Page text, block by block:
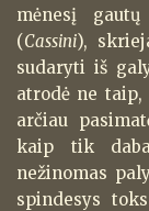
mėnesį
(Cassini),
sudaryti iš
atrodė ne taip,
arčiau
kaip tik
nežinomas
spindesys